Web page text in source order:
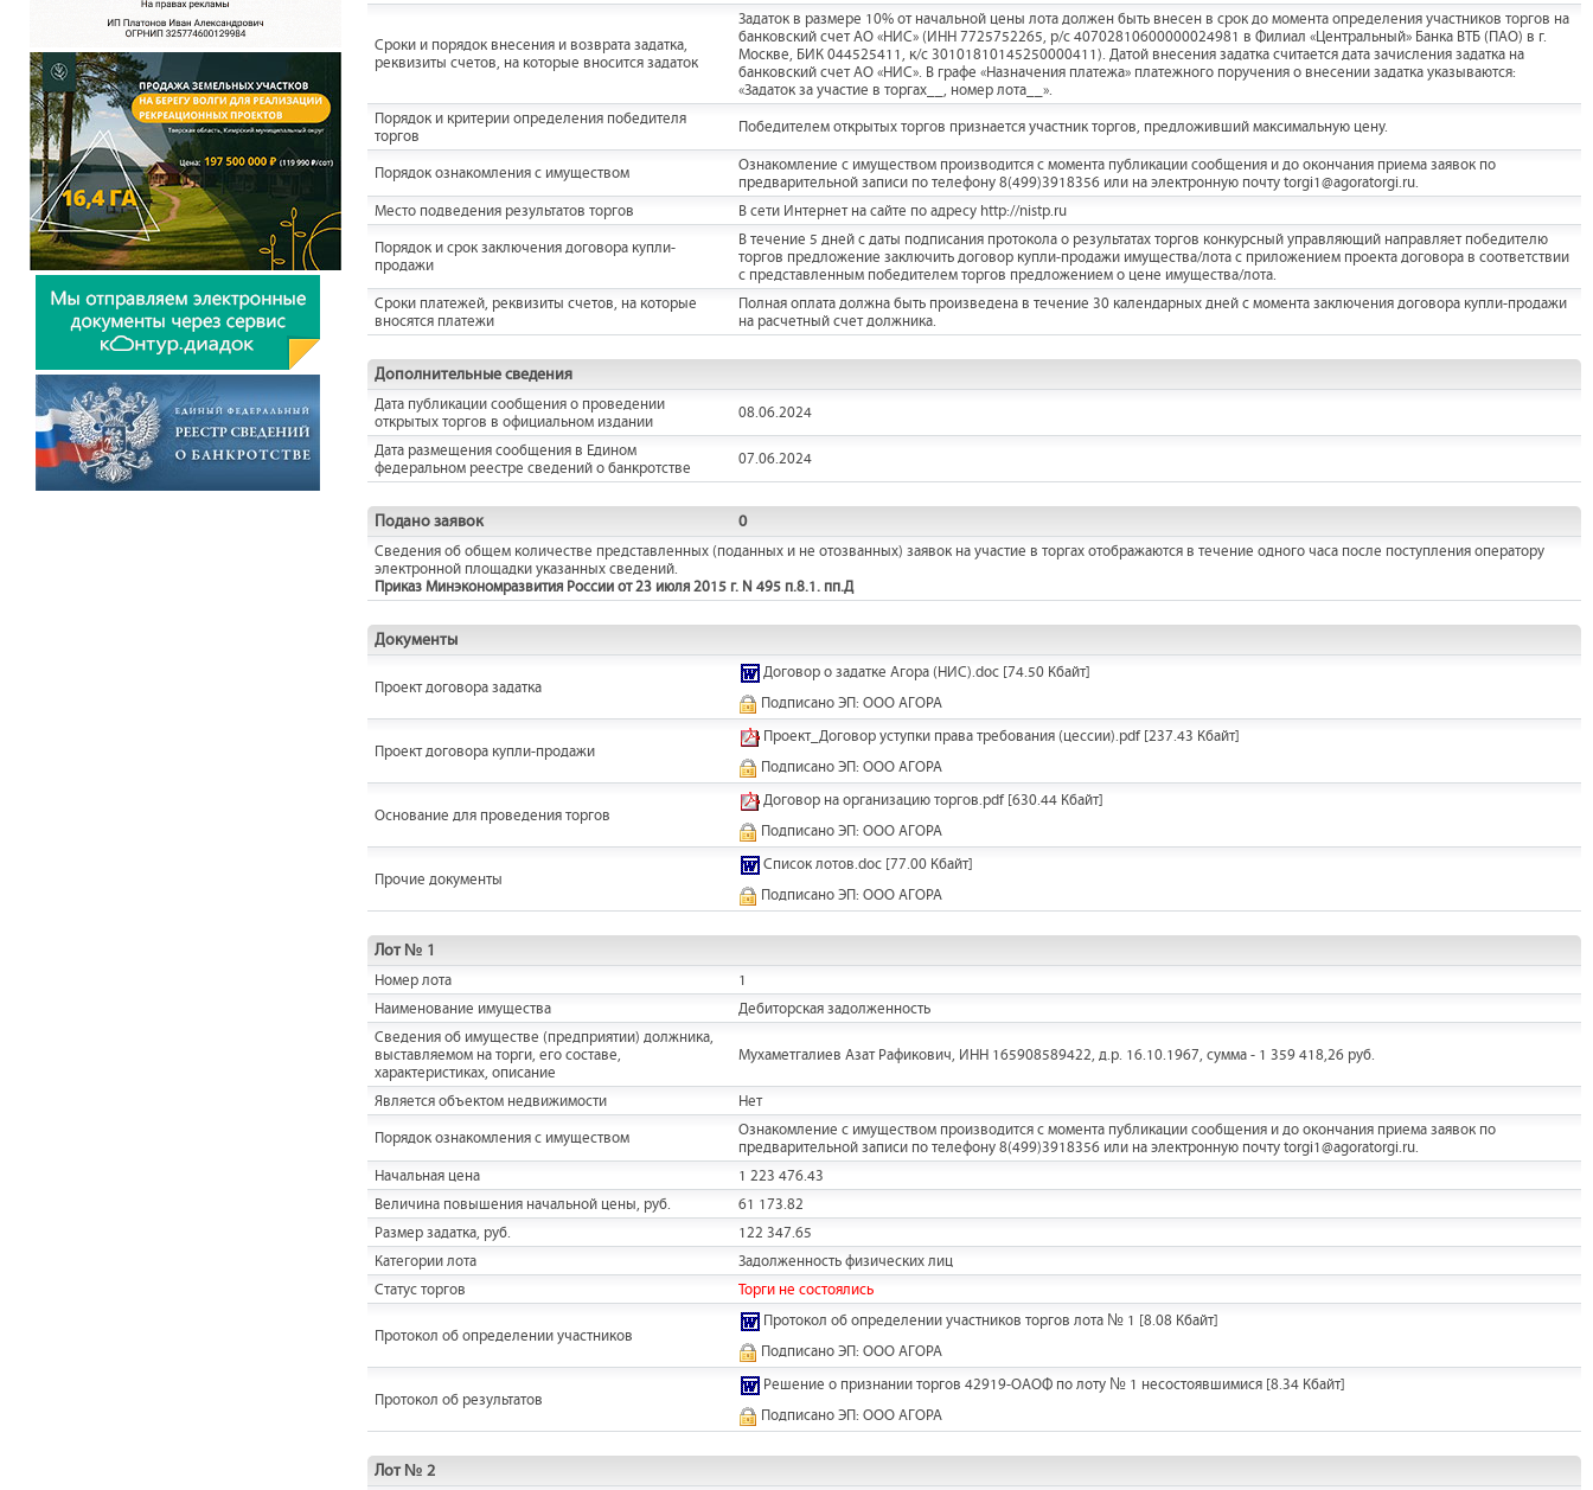
Сроки и порядок внесения и возврата задатка,
реквизиты счетов, на которые вносится задаток
Задаток в размере 10% от начальной цены лота должен быть внесен в срок до момента определения участников торгов на
банковский счет АО «НИС» (ИНН 7725752265, р/с 40702810600000024981 в Филиал «Центральный» Банка ВТБ (ПАО) в г.
Москве, БИК 044525411, к/с 30101810145250000411). Датой внесения задатка считается дата зачисления задатка на
банковский счет АО «НИС». В графе «Назначения платежа» платежного поручения о внесении задатка указываются:
«Задаток за участие в торгах__, номер лота__».
Порядок и критерии определения победителя
торгов
Победителем открытых торгов признается участник торгов, предложивший максимальную цену.
Порядок ознакомления с имуществом
Ознакомление с имуществом производится с момента публикации сообщения и до окончания приема заявок по
предварительной записи по телефону 8(499)3918356 или на электронную почту torgi1@agoratorgi.ru.
Место подведения результатов торгов
В сети Интернет на сайте по адресу http://nistp.ru
Порядок и срок заключения договора купли-
продажи
В течение 5 дней с даты подписания протокола о результатах торгов конкурсный управляющий направляет победителю
торгов предложение заключить договор купли-продажи имущества/лота с приложением проекта договора в соответствии
с представленным победителем торгов предложением о цене имущества/лота.
Сроки платежей, реквизиты счетов, на которые
вносятся платежи
Полная оплата должна быть произведена в течение 30 календарных дней с момента заключения договора купли-продажи
на расчетный счет должника.
Дополнительные сведения
Дата публикации сообщения о проведении
открытых торгов в официальном издании
08.06.2024
Дата размещения сообщения в Едином
федеральном реестре сведений о банкротстве
07.06.2024
Подано заявок 0
Сведения об общем количестве представленных (поданных и не отозванных) заявок на участие в торгах отображаются в течение одного часа после поступления оператору
электронной площадки указанных сведений.
Приказ Минэкономразвития России от 23 июля 2015 г. N 495 п.8.1. пп.Д
Документы
Проект договора задатка
Договор о задатке Агора (НИС).doc [74.50 Кбайт]
Подписано ЭП: ООО АГОРА
Проект договора купли-продажи
Проект_Договор уступки права требования (цессии).pdf[237.43 Кбайт]
Подписано ЭП: ООО АГОРА
Основание для проведения торгов
Договор на организацию торгов.pdf[630.44 Кбайт]
Подписано ЭП: ООО АГОРА
Прочие документы
Список лотов.doc [77.00 Кбайт]
Подписано ЭП: ООО АГОРА
Лот № 1
Номер лота
1
Наименование имущества
Дебиторская задолженность
Cведения об имуществе (предприятии) должника,
выставляемом на торги, его составе,
характеристиках, описание
Мухаметгалиев Азат Рафикович, ИНН 165908589422, д.р. 16.10.1967, сумма - 1 359 418,26 руб.
Является объектом недвижимости Нет
Порядок ознакомления с имуществом
Ознакомление с имуществом производится с момента публикации сообщения и до окончания приема заявок по
предварительной записи по телефону 8(499)3918356 или на электронную почту torgi1@agoratorgi.ru.
Начальная цена
1 223 476.43
Величина повышения начальной цены, руб.
61 173.82
Размер задатка, руб.
122 347.65
Категории лота
Задолженность физических лиц
Статус торгов
Торги не состоялись
Протокол об определении участников
Протокол об определении участников торгов лота № 1 [8.08 Кбайт]
Подписано ЭП: ООО АГОРА
Протокол об результатов
Решение о признании торгов 42919-ОАОФ по лоту № 1 несостоявшимися [8.34 Кбайт]
Подписано ЭП: ООО АГОРА
Лот № 2